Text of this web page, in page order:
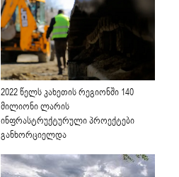
2022 წელს კახეთის რეგიონში 140
მილიონი ლარის
ინფრასტრუქტურული პროექტები
განხორციელდა